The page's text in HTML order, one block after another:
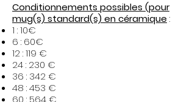
Conditionnements possibles (pour
mug(s) standard(s) en céramique :
1 : 10€
6 : 60€
12 : 119 €
24 : 230 €
36 : 342 €
48 : 453 €